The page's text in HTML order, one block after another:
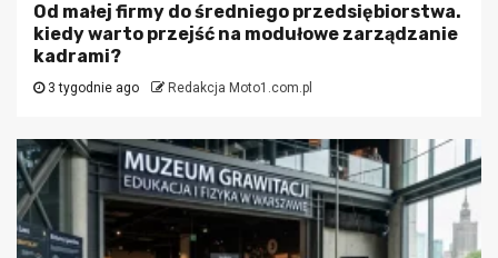
Od małej firmy do średniego przedsiębiorstwa.
kiedy warto przejść na modułowe zarządzanie
kadrami?
3 tygodnie ago Redakcja Moto1.com.pl